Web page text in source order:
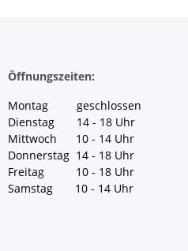
Öffnungszeiten:
Montag geschlossen
Dienstag 14 - 18 Uhr
Mittwoch 10 - 14 Uhr
Donnerstag 14 - 18 Uhr
Freitag 10 - 18 Uhr
Samstag 10 - 14 Uhr